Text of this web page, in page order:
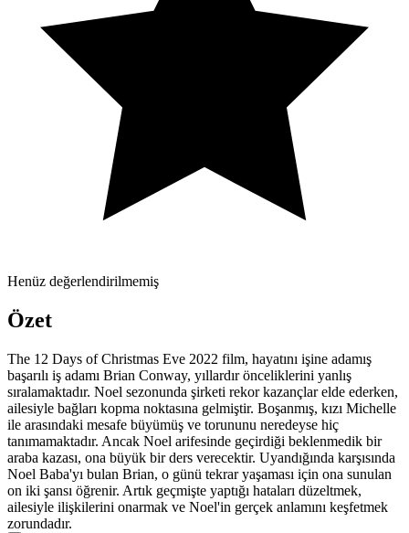
Henüz değerlendirilmemiş
Özet
The 12 Days of Christmas Eve 2022 film, hayatını işine adamış
başarılı iş adamı Brian Conway, yıllardır önceliklerini yanlış
sıralamaktadır. Noel sezonunda şirketi rekor kazançlar elde ederken,
ailesiyle bağları kopma noktasına gelmiştir. Boşanmış, kızı Michelle
ile arasındaki mesafe büyümüş ve torununu neredeyse hiç
tanımamaktadır. Ancak Noel arifesinde geçirdiği beklenmedik bir
araba kazası, ona büyük bir ders verecektir. Uyandığında karşısında
Noel Baba'yı bulan Brian, o günü tekrar yaşaması için ona sunulan
on iki şansı öğrenir. Artık geçmişte yaptığı hataları düzeltmek,
ailesiyle ilişkilerini onarmak ve Noel'in gerçek anlamını keşfetmek
zorundadır.